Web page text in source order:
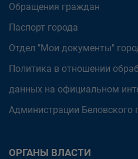
Обращения граждан
Паспорт города
Отдел "Мои документы"
Политика в отношении
данных на официальном
Администрации Беловского
ОРГАНЫ ВЛАСТИ